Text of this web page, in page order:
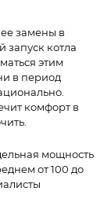
замены в
котла
этим
в период
комфорт в
мощность
от 100 до